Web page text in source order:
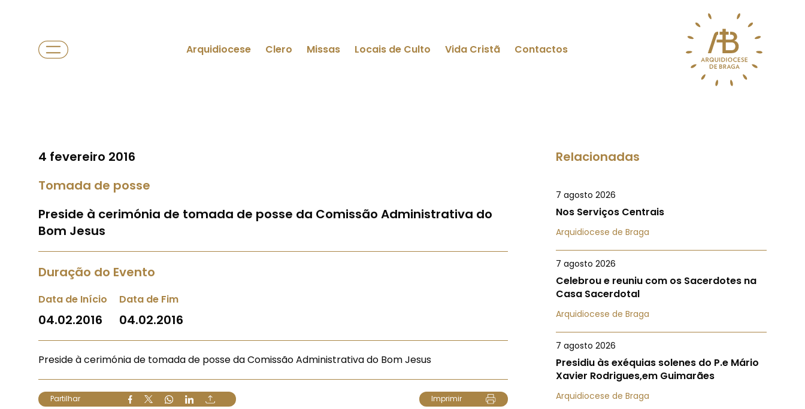
Arquidiocese Clero Missas Locais de Culto Vida Cristã Contactos
4 fevereiro 2016
Tomada de posse
Preside à cerimónia de tomada de posse da Comissão Administrativa do
Bom Jesus
Duração do Evento
Data de Início
04.02.2016
Data de Fim
04.02.2016
Preside à cerimónia de tomada de posse da Comissão Administrativa do Bom Jesus
Partilhar Imprimir
Relacionadas
7 agosto 2026
Nos Serviços Centrais
Arquidiocese de Braga
7 agosto 2026
Celebrou e reuniu com os Sacerdotes na
Casa Sacerdotal
Arquidiocese de Braga
7 agosto 2026
Presidiu às exéquias solenes do P.e Mário
Xavier Rodrigues,em Guimarães
Arquidiocese de Braga